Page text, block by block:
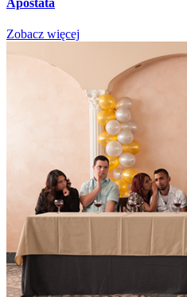
Zobacz więcej